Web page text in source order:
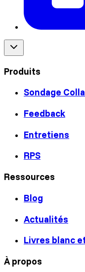
Produits
Sondage
Feedback
Entretiens
RPS
Ressources
Blog
Actualités
Livres blanc
À propos